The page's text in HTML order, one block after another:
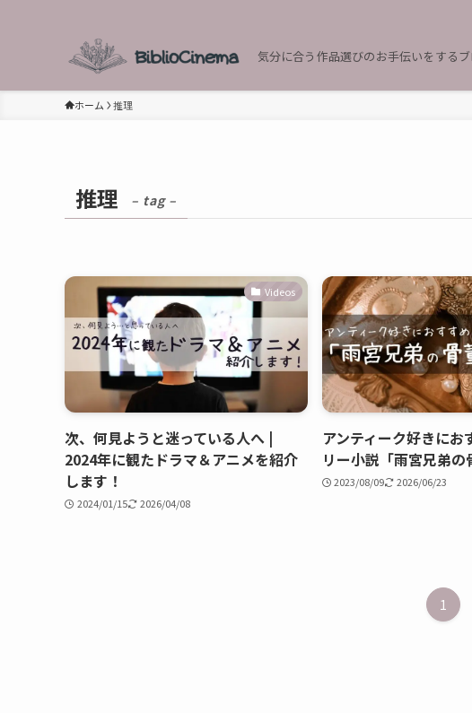
気分に合う作品選びのお手伝いをする
ホーム 推理
推理 – tag –
Videos
次、何見ようと迷っている人へ |
2024年に観たドラマ＆アニメを紹介
します！
2024/01/15 2026/04/08
アンティーク好きにお
リー小説「雨宮兄弟の
2023/08/09 2026/06/23
1